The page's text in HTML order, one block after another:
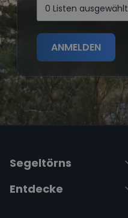
0 Listen ausgewählt
ANMELDEN
Segeltörns
Entdecke